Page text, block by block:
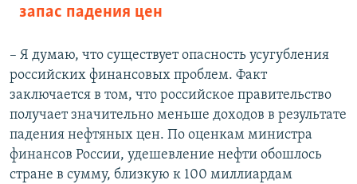
запас падения цен
– Я думаю, что существует опасность усугубления
российских финансовых проблем. Факт
заключается в том, что российское правительство
получает значительно меньше доходов в результате
падения нефтяных цен. По оценкам министра
финансов России, удешевление нефти обошлось
стране в сумму, близкую к 100 миллиардам